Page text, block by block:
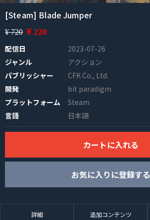
[Steam] Blade Jumper
¥ 720 ¥ 220
配信日
2023-07-26
ジャンル
アクション
パブリッシャー
CFK Co., Ltd.
開発
bit paradigm
プラットフォーム
Steam
言語
日本語
カートに入れる
お気に入りに登録する
詳細 追加コンテンツ